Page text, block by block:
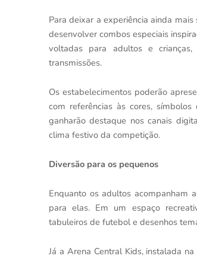
Para deixar a experiência ainda
desenvolver combos especiais
voltadas para adultos e
transmissões.
Os estabelecimentos poderão
com referências às cores,
ganharão destaque nos canais
clima festivo da competição.
Diversão para os pequenos
Enquanto os adultos acompanham
para elas. Em um espaço
tabuleiros de futebol e desenhos
Já a Arena Central Kids, instalada